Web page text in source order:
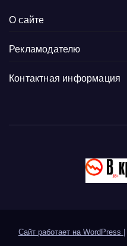
О сайте
Рекламодателю
Контактная информация
Сайт работает на WordPress